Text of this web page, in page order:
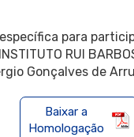
para
RUI
Gonçalves de
Baixar a
Homologação